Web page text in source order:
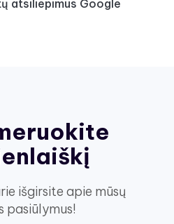
atsiliepimus Google
išgirsite apie mūsų
pasiūlymus!